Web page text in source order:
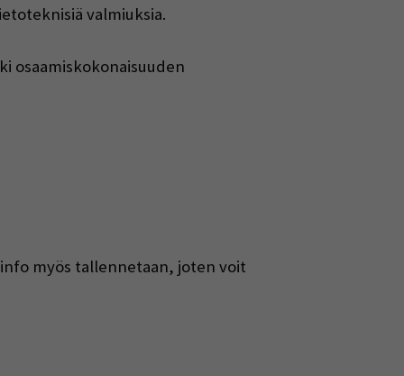
valmiuksia.
osaamiskokonaisuuden
myös tallennetaan, joten voit